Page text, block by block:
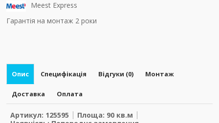
Meest Express
Гарантія на монтаж 2 роки
Опис Специфікація Відгуки (0) Монтаж
Доставка Оплата
Артикул: 125595
Площа: 90 кв.м